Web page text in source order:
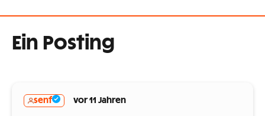
Ein Posting
senf vor 11 Jahren